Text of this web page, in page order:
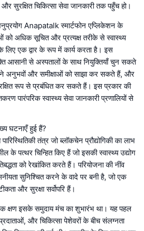
सुरक्षित चिकित्सा सेवा जानकारी तक पहुँच हो।
Anapatalk स्मार्टफोन एप्लिकेशन के
को अधिक सूचित और प्रत्यक्ष तरीके से स्वास्थ्य
एक द्वार के रूप में कार्य करता है। इस
आसानी से अस्पतालों के साथ नियुक्तियाँ चुन सकते
और समीक्षाओं को साझा कर सकते हैं, और
रूप से प्रबंधित कर सकते हैं। इस प्रकार की
पारंपरिक स्वास्थ्य सेवा जानकारी प्रणालियों से
घटनाएँ हुई हैं?
तंत्र जो ब्लॉकचेन प्रौद्योगिकी का लाभ
के पत्थर चिन्हित किए हैं जो इसकी स्वास्थ्य उद्योग
को रेखांकित करते हैं। परियोजना की नींव
सुनिश्चित करने के वादे पर बनी है, जो एक
और सुरक्षा सर्वोपरि हैं।
क्षण इसके समुदाय मंच का शुभारंभ था। यह पहल
और चिकित्सा पेशेवरों के बीच संलग्नता